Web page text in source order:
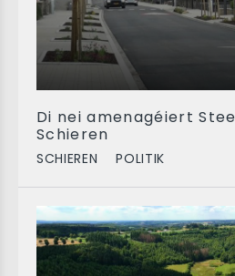
Di nei amenagéiert
Schieren
SCHIEREN POLITIK